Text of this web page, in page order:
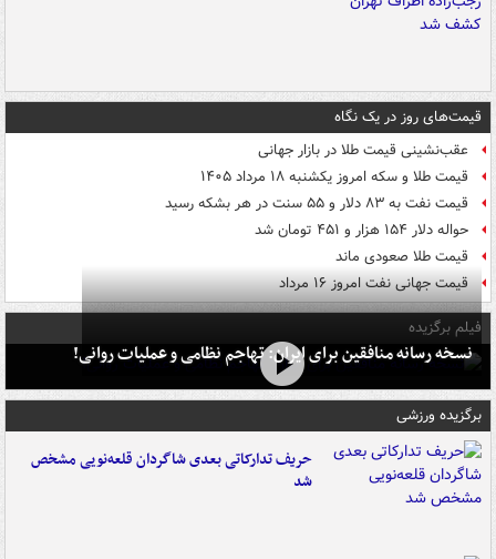
قیمت‌های روز در یک نگاه
عقب‌نشینی قیمت طلا در بازار جهانی
قیمت طلا و سکه امروز یکشنبه ۱۸ مرداد ۱۴۰۵
قیمت نفت به ۸۳ دلار و ۵۵ سنت در هر بشکه رسید
حواله دلار ۱۵۴ هزار و ۴۵۱ تومان شد
قیمت طلا صعودی ماند
قیمت جهانی نفت امروز ۱۶ مرداد
فیلم برگزیده
نسخه رسانه منافقین برای ایران: تهاجم نظامی و عملیات روانی!
برگزیده ورزشی
حریف تدارکاتی بعدی شاگردان قلعه‌نویی مشخص
شد